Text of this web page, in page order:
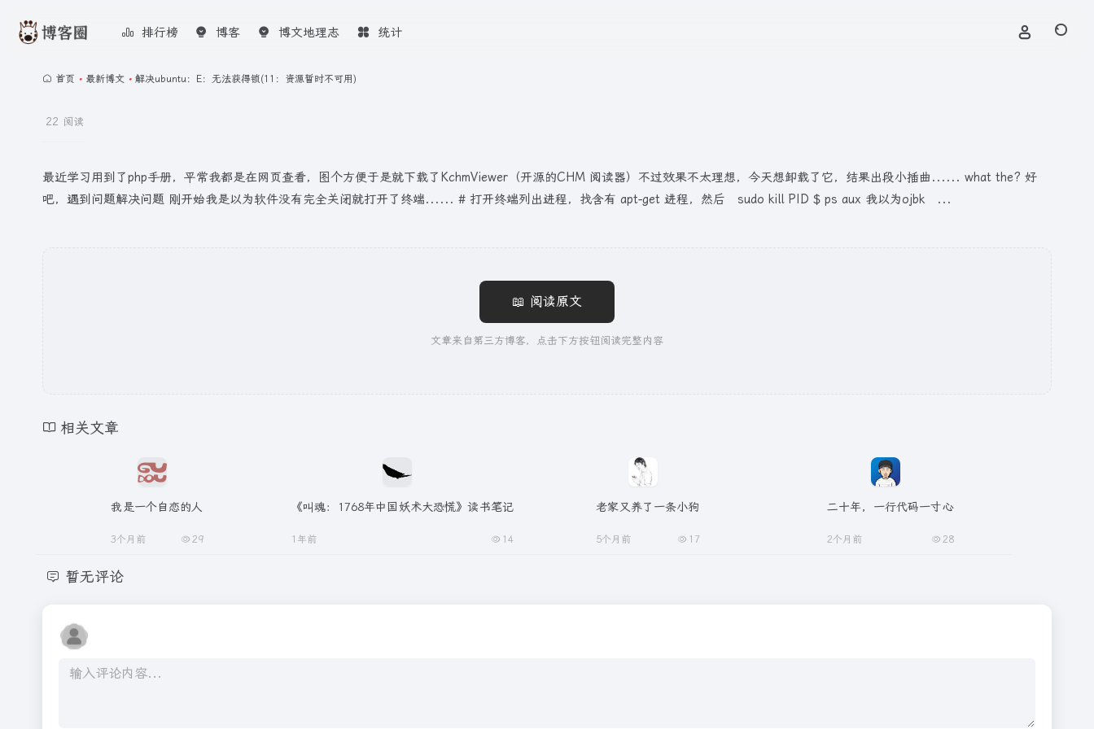
排行榜 博客 博文地理志 统计
首页 • 最新博文 • 解决ubuntu：E：无法获得锁(11：资源暂时不可用)
22 阅读
最近学习用到了php手册，平常我都是在网页查看，图个方便于是就下载了KchmViewer（开源的CHM 阅读器）不过效果不太理想，今天想卸载了它，结果出段小插曲...... what the? 好
吧，遇到问题解决问题 刚开始我是以为软件没有完全关闭就打开了终端...... # 打开终端列出进程，找含有 apt-get 进程，然后 sudo kill PID $ ps aux 我以为ojbk ...
📖 阅读原文
文章来自第三方博客，点击下方按钮阅读完整内容
相关文章
我是一个自恋的人
3个月前 29
《叫魂：1768年中国妖术大恐慌》读书笔记
1年前 14
老家又养了一条小狗
5个月前 17
二十年，一行代码一寸心
2个月前 28
暂无评论